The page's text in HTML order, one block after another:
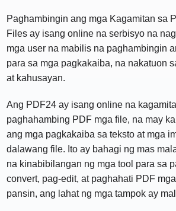
Paghambingin ang mga Kagamitan sa
Files ay isang online na serbisyo na
mga user na mabilis na paghambingin
para sa mga pagkakaiba, na nakatuon
at kahusayan.
Ang PDF24 ay isang online na
paghahambing PDF mga file, na may
ang mga pagkakaiba sa teksto at mga
dalawang file. Ito ay bahagi ng mas
na kinabibilangan ng mga tool para sa
convert, pag-edit, at paghahati PDF
pansin, ang lahat ng mga tampok ay